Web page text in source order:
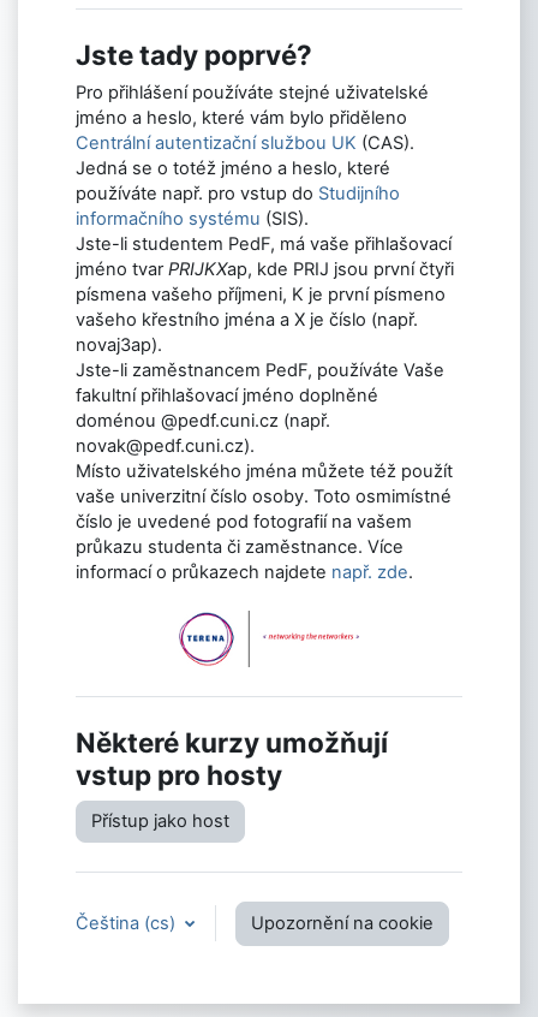
Jste tady poprvé?
Pro přihlášení používáte stejné uživatelské
jméno a heslo, které vám bylo přiděleno
Centrální autentizační službou UK (CAS).
Jedná se o totéž jméno a heslo, které
používáte např. pro vstup do Studijního
informačního systému (SIS).
Jste-li studentem PedF, má vaše přihlašovací
jméno tvarPRIJKXap, kde PRIJ jsou první čtyři
písmena vašeho příjmeni, K je první písmeno
vašeho křestního jména a X je číslo (např.
novaj3ap).
Jste-li zaměstnancem PedF, používáte Vaše
fakultní přihlašovací jméno doplněné
doménou @pedf.cuni.cz (např.
novak@pedf.cuni.cz).
Místo uživatelského jména můžete též použít
vaše univerzitní číslo osoby. Toto osmimístné
číslo je uvedené pod fotografií na vašem
průkazu studenta či zaměstnance. Více
informací o průkazech najdete např. zde.
Některé kurzy umožňují
vstup pro hosty
Přístup jako host
Čeština ‎(cs)‎ Upozornění na cookie